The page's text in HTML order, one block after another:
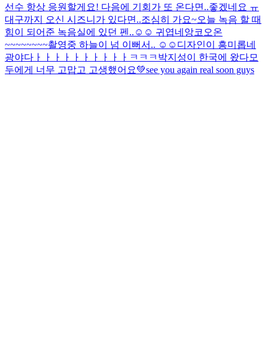
선수 항상 응원할게요! 다음에 기회가 또 온다면..좋겠네요 ㅠ
대구까지 오신 시즈니가 있다면..조심히 가요~오늘 녹음 할 때
힘이 되어준 녹음실에 있던 펜..☺️☺️ 귀엽네 앙코오온
~~~~~~~~촬영중 하늘이 넘 이뻐서.. ☺️☺️ 디자인이 흥미롭네
광야다ㅏㅏㅏㅏㅏㅏㅏㅏㅏㅏㅋㅋㅋ 박지성이 한국에 왔다모
두에게 너무 고맙고 고생했어요💚see you again real soon guys